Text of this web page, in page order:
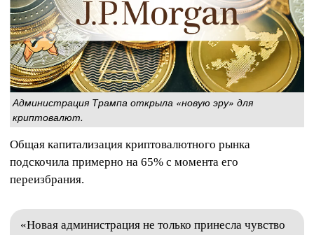
Администрация Трампа открыла «новую эру» для
криптовалют.
Общая капитализация криптовалютного рынка
подскочила примерно на 65% с момента его
переизбрания.
«Новая администрация не только принесла чувство